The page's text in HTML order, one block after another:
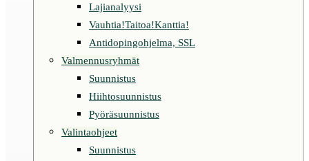
Lajianalyysi
Vauhtia!Taitoa!Kanttia!
Antidopingohjelma, SSL
Valmennusryhmät
Suunnistus
Hiihtosuunnistus
Pyöräsuunnistus
Valintaohjeet
Suunnistus